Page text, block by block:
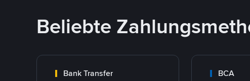
Beliebte
Bank Transfer BCA